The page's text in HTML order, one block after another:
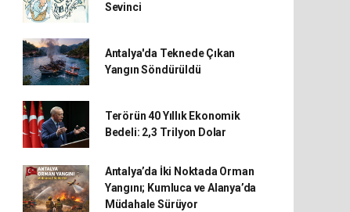
Sevinci
Antalya'da Teknede Çıkan
Yangın Söndürüldü
Terörün 40 Yıllık Ekonomik
Bedeli: 2,3 Trilyon Dolar
Antalya’da İki Noktada Orman
Yangını; Kumluca ve Alanya’da
Müdahale Sürüyor